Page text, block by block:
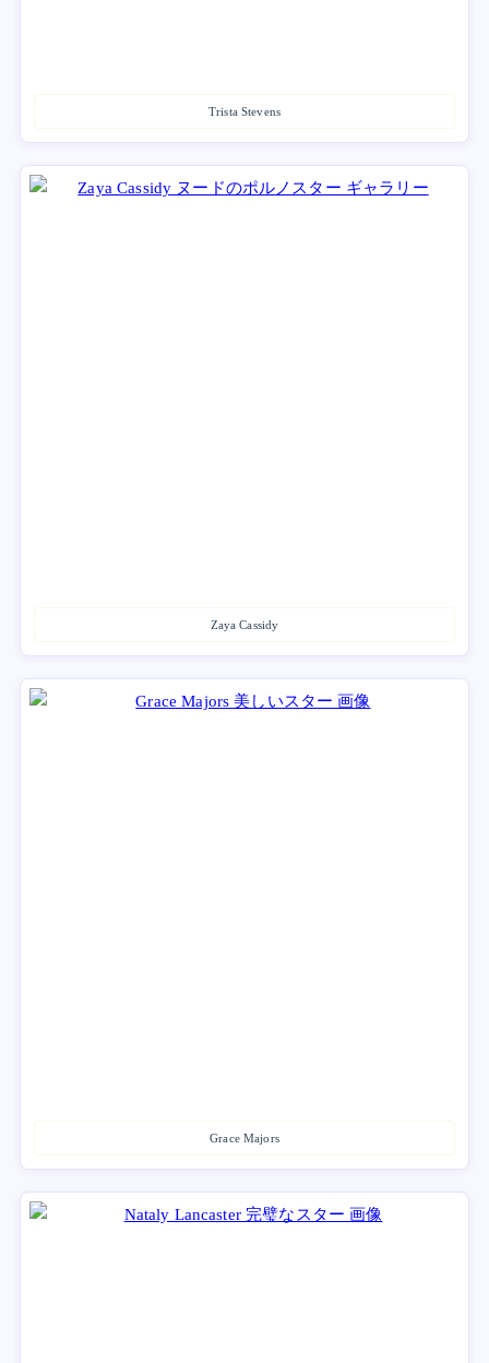
Trista Stevens
Zaya Cassidy
Grace Majors